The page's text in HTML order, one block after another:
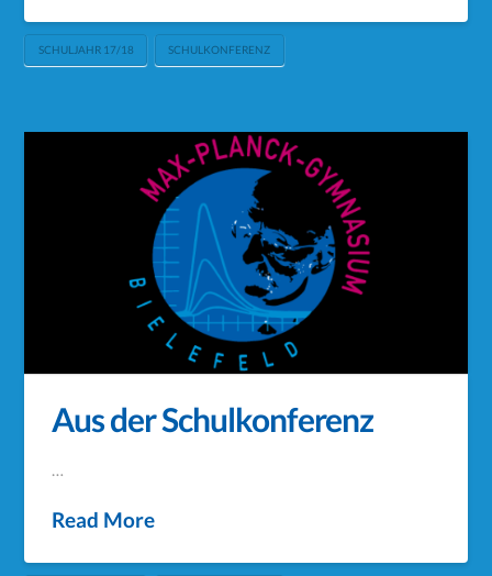
SCHULJAHR 17/18 SCHULKONFERENZ
Aus der Schulkonferenz
…
Read More